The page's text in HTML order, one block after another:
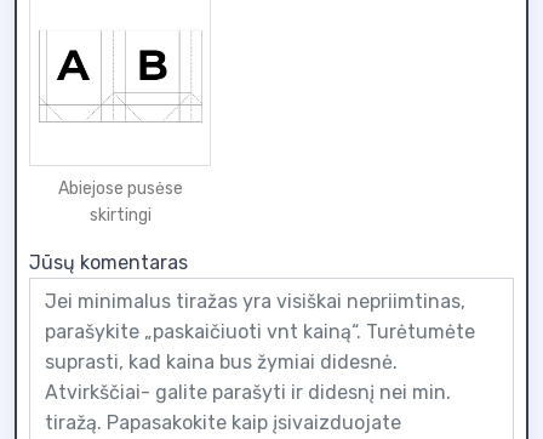
Abiejose pusėse
skirtingi
Jūsų komentaras